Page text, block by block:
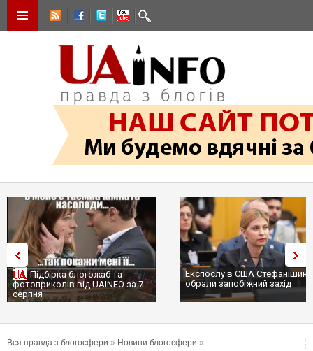
Підбірка блогожаб та
фотоприколів від UAINFO за 7
серпня
Експослу в США
обрали запобіжний захід
Вся правда з блогосфери » Новини блогосфери »